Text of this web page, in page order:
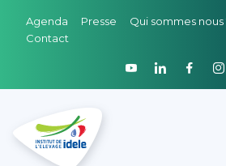
Agenda Presse Qui sommes nous
Contact